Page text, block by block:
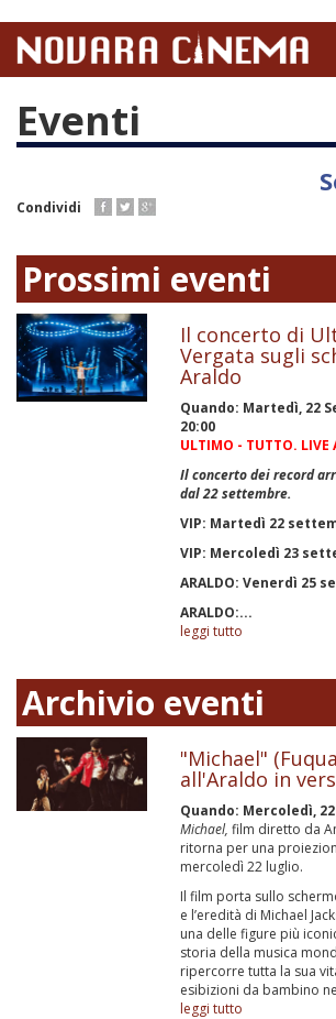
contenuto
Eventi
Condividi
Prossimi eventi
Il concerto di
Vergata sugli
Araldo
Quando: Martedì, 22
20:00
ULTIMO - TUTTO. LIVE
Il concerto dei record
dal 22 settembre.
VIP: Martedì 22
VIP: Mercoledì 23
ARALDO: Venerdì 25
ARALDO:...
leggi tutto
Archivio eventi
"Michael"
all'Araldo in
Quando: Mercoledì,
Michael, film diretto da
ritorna per una
mercoledì 22 luglio.
Il film porta sullo
e l’eredità di Michael
una delle figure più
storia della musica
ripercorre tutta la sua
esibizioni da bambino
leggi tutto